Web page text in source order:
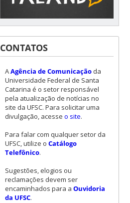
CONTATOS
AAgência de Comunicaçãoda
Universidade Federal de Santa
Catarina é o setor responsável
pela atualização de notícias no
site da UFSC. Para solicitar uma
divulgação, acesse o site.
Para falar com qualquer setor da
UFSC, utilize o Catálogo
Telefônico.
Sugestões, elogios ou
reclamações devem ser
encaminhados para a Ouvidoria
da UFSC.